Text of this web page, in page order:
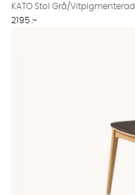
KATO Stol Grå/Vitpigmenterad
2195 :-